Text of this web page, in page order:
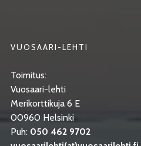
VUOSAARI-LEHTI
Toimitus:
Vuosaari-lehti
Merikorttikuja 6 E
00960 Helsinki
Puh: 050 462 9702